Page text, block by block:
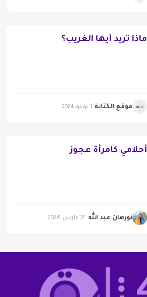
ماذا تريد أيها الغريب؟
موقع الكتابة 1 يونيو 2024
أحلامي كامرأة عجوز
نورهان عبد الله 21 مارس 2026